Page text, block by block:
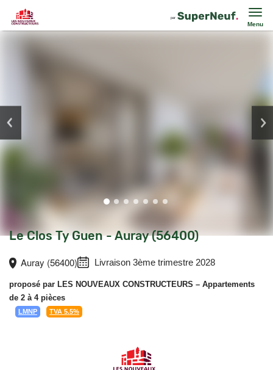
Menu
Le Clos Ty Guen - Auray (56400)
Auray (56400) Livraison 3ème trimestre 2028
proposé par LES NOUVEAUX CONSTRUCTEURS – Appartements
de 2 à 4 pièces
LMNP TVA 5.5%